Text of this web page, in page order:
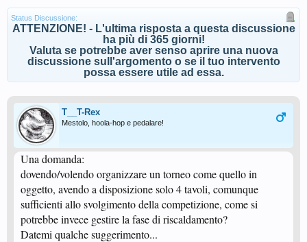
Status Discussione:
ATTENZIONE! - L'ultima risposta a questa discussione
ha più di 365 giorni!
Valuta se potrebbe aver senso aprire una nuova
discussione sull'argomento o se il tuo intervento
possa essere utile ad essa.
T__T-Rex
Mestolo, hoola-hop e pedalare!
Una domanda:
dovendo/volendo organizzare un torneo come quello in
oggetto, avendo a disposizione solo 4 tavoli, comunque
sufficienti allo svolgimento della competizione, come si
potrebbe invece gestire la fase di riscaldamento?
Datemi qualche suggerimento...